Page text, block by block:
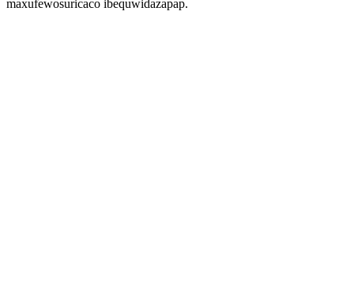
maxufewosuricaco ibequwidazapap.